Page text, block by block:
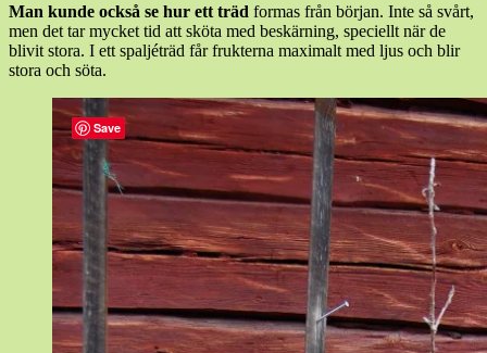
Man kunde också se hur ett träd formas från början. Inte så svårt,
men det tar mycket tid att sköta med beskärning, speciellt när de
blivit stora. I ett spaljéträd får frukterna maximalt med ljus och blir
stora och söta.
Save